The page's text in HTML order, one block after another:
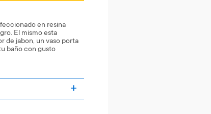
en resina
El mismo esta
de jabon, un vaso porta
baño con gusto